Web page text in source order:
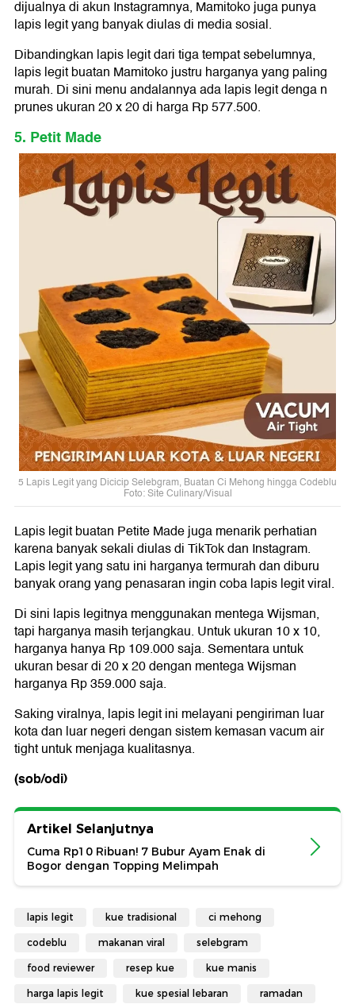
dijualnya di akun Instagramnya, Mamitoko juga punya
lapis legit yang banyak diulas di media sosial.
Dibandingkan lapis legit dari tiga tempat sebelumnya,
lapis legit buatan Mamitoko justru harganya yang paling
murah. Di sini menu andalannya ada lapis legit denga n
prunes ukuran 20 x 20 di harga Rp 577.500.
5. Petit Made
5 Lapis Legit yang Dicicip Selebgram, Buatan Ci Mehong hingga Codeblu
Foto: Site Culinary/Visual
Lapis legit buatan Petite Made juga menarik perhatian
karena banyak sekali diulas di TikTok dan Instagram.
Lapis legit yang satu ini harganya termurah dan diburu
banyak orang yang penasaran ingin coba lapis legit viral.
Di sini lapis legitnya menggunakan mentega Wijsman,
tapi harganya masih terjangkau. Untuk ukuran 10 x 10,
harganya hanya Rp 109.000 saja. Sementara untuk
ukuran besar di 20 x 20 dengan mentega Wijsman
harganya Rp 359.000 saja.
Saking viralnya, lapis legit ini melayani pengiriman luar
kota dan luar negeri dengan sistem kemasan vacum air
tight untuk menjaga kualitasnya.
(sob/odi)
Artikel Selanjutnya
Cuma Rp10 Ribuan! 7 Bubur Ayam Enak di
Bogor dengan Topping Melimpah
lapis legit kue tradisional ci mehong
codeblu makanan viral selebgram
food reviewer resep kue kue manis
harga lapis legit kue spesial lebaran ramadan